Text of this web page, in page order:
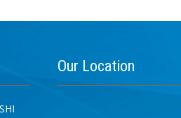
Our Location